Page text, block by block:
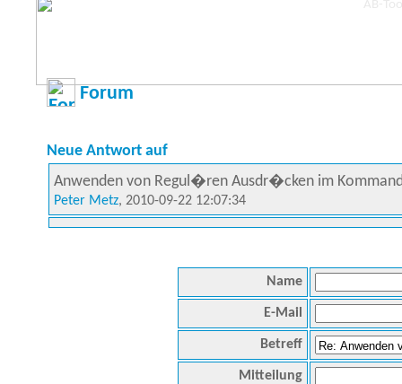
Forum
Neue Antwort auf
Anwenden von Regul�ren Ausdr�cken im
Peter Metz, 2010-09-22 12:07:34
Name
E-Mail
Betreff
Mitteilung